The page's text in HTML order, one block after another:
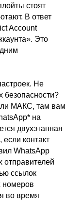
стоят
В ответ
Account
Это
Не
безопасности?
МАКС, там вам
на
двухэтапная
контакт
WhatsApp
отправителей
ссылок
номеров
во время